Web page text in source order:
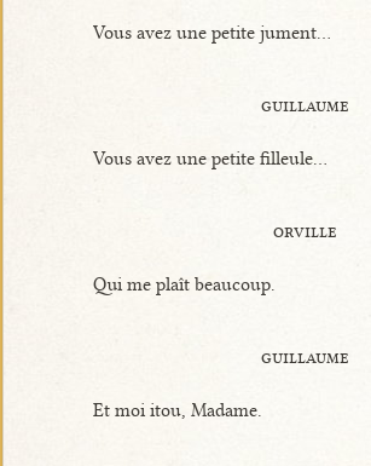
Vous avez une petite jument...
guillaume
Vous avez une petite filleule...
orville
Qui me plaît beaucoup.
guillaume
Et moi itou, Madame.